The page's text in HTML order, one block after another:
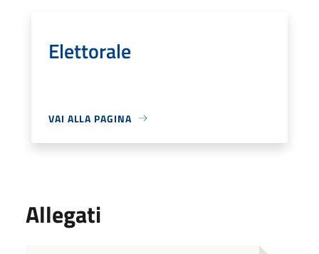
Elettorale
VAI ALLA PAGINA
Allegati